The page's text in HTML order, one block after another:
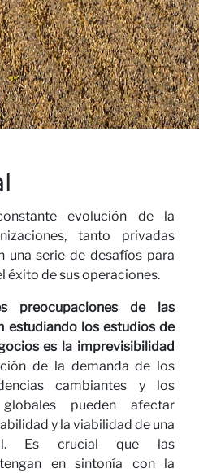
evolución de la
tanto privadas
una serie de desafíos para
éxito de sus operaciones.
preocupaciones de las
estudiando los estudios de
es la imprevisibilidad
de la demanda de los
cambiantes y los
pueden afectar
y la viabilidad de una
Es crucial que las
en sintonía con la
de Privacidad*